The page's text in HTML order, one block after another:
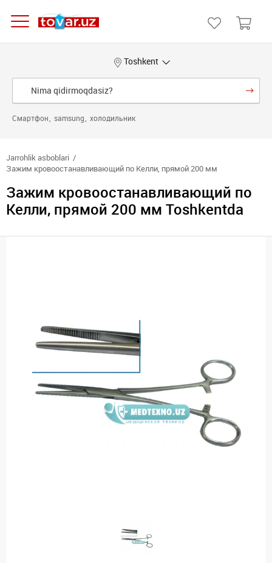
Toshkent
Смартфон samsung холодильник
Jarrohlik asboblari
Зажим кровоостанавливающий по Келли, прямой 200 мм
Зажим кровоостанавливающий по
Келли, прямой 200 мм Toshkentda